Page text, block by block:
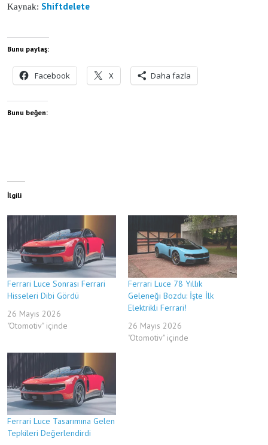
Kaynak: Shiftdelete
Bunu paylaş:
Facebook X Daha fazla
Bunu beğen:
İlgili
Ferrari Luce Sonrası Ferrari
Hisseleri Dibi Gördü
26 Mayıs 2026
"Otomotiv" içinde
Ferrari Luce 78 Yıllık
Geleneği Bozdu: İşte İlk
Elektrikli Ferrari!
26 Mayıs 2026
"Otomotiv" içinde
Ferrari Luce Tasarımına Gelen
Tepkileri Değerlendirdi